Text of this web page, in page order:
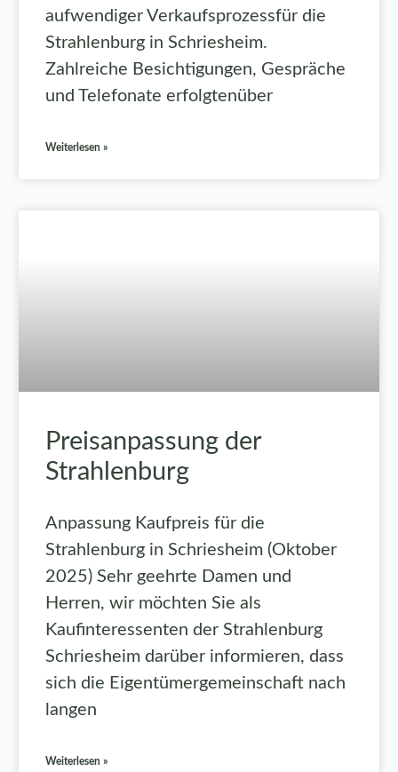
aufwendiger Verkaufsprozessfür die
Strahlenburg in Schriesheim.
Zahlreiche Besichtigungen, Gespräche
und Telefonate erfolgtenüber
Weiterlesen »
Preisanpassung der
Strahlenburg
Anpassung Kaufpreis für die
Strahlenburg in Schriesheim (Oktober
2025) Sehr geehrte Damen und
Herren, wir möchten Sie als
Kaufinteressenten der Strahlenburg
Schriesheim darüber informieren, dass
sich die Eigentümergemeinschaft nach
langen
Weiterlesen »